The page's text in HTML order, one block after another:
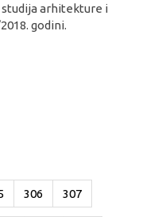
studija arhitekture i
godini.
306 307